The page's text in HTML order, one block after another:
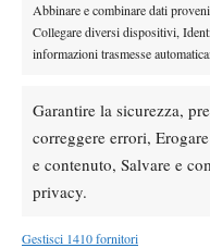
Abbinare e combinare dati
Collegare diversi dispositivi,
informazioni trasmesse
Garantire la sicurezza,
correggere errori,
e contenuto, Salvare e
privacy.
Gestisci 1410 fornitori
Testata giornalisticaSpazio
Editore:VIBES MEDIA
Direttore Responsabile:
HOME
ENTRY LIST